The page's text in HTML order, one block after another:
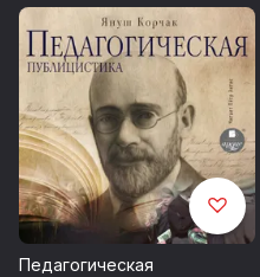
Педагогическая